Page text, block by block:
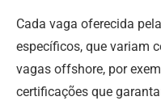
Cada vaga oferecida
específicos, que variam
vagas offshore, por
certificações que